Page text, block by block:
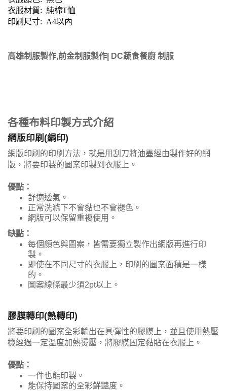
衣服材質: 純棉T恤
印刷尺寸: A4以內
高雄制服製作,前金制服製作| DC蔬食餐廚 制服
各種布料印製方式介紹
網版印刷(絹印)
網版印刷的印刷方法，就是用刮刀將油墨經由製作好的網
版，將要印製的圖案印製到衣服上。
優點：
舒適透氣。
正常洗滌下不會黏也不會褪色。
網版可以保留重複使用。
缺點：
每個顏色與圖案，皆需要獨立製作出網版再進行印
製。
即使在不同尺寸的衣服上，印刷的圖案面積是一樣
的。
圖案線條最少須2pt以上。
膠膜轉印(熱轉印)
將要印刷的圖案全彩輸出在具彈性的膠膜上，並且使用熱壓
機經過一定溫度加熱燙壓，將膠膜固定黏貼在衣服上。
優點：
一件也能印製。
能保持圖案的全彩鮮豔度。